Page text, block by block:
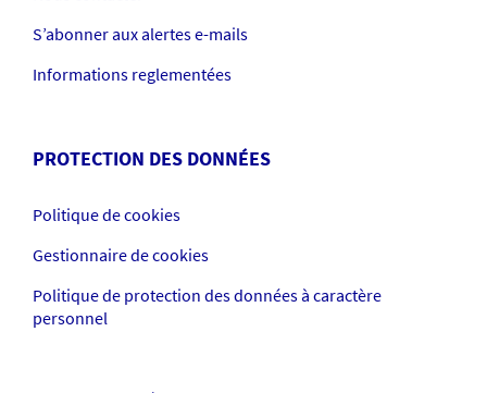
S’abonner aux alertes e-mails
Informations reglementées
PROTECTION DES DONNÉES
Politique de cookies
Gestionnaire de cookies
Politique de protection des données à caractère
personnel